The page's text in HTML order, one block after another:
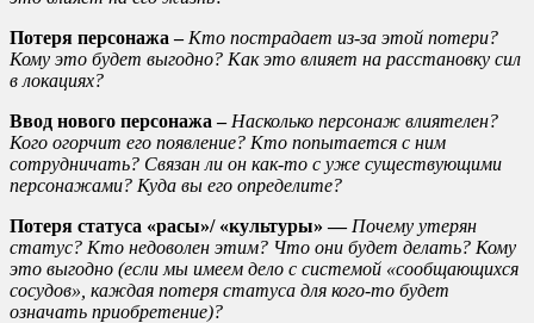
Потеря персонажа – Кто пострадает из-за этой потери?
Кому это будет выгодно? Как это влияет на расстановку сил
в локациях?
Ввод нового персонажа – Насколько персонаж влиятелен?
Кого огорчит его появление? Кто попытается с ним
сотрудничать? Связан ли он как-то с уже существующими
персонажами? Куда вы его определите?
Потеря статуса «расы»/ «культуры» — Почему утерян
статус? Кто недоволен этим? Что они будет делать? Кому
это выгодно (если мы имеем дело с системой «сообщающихся
сосудов», каждая потеря статуса для кого-то будет
означать приобретение)?